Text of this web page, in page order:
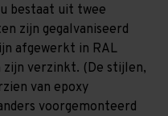
bestaat uit twee
zijn gegalvaniseerd
afgewerkt in RAL
zijn verzinkt. (De stijlen,
van epoxy
voorgemonteerd